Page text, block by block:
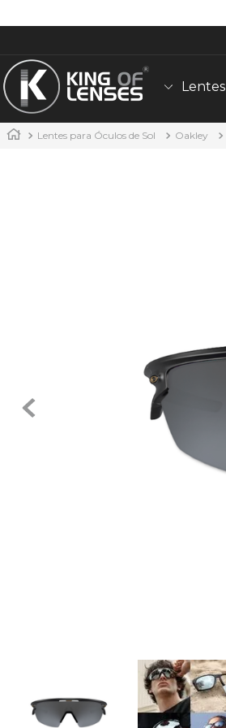
Lentes
Lentes para Óculos de Sol Oakley